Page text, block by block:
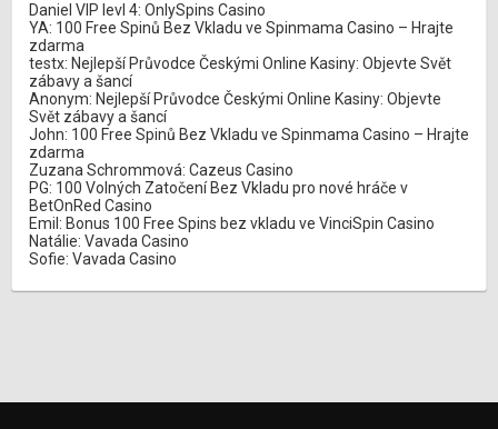
Daniel VIP levl 4: OnlySpins Casino
YA: 100 Free Spinů Bez Vkladu ve Spinmama Casino – Hrajte
zdarma
testx: Nejlepší Průvodce Českými Online Kasiny: Objevte Svět
zábavy a šancí
Anonym: Nejlepší Průvodce Českými Online Kasiny: Objevte
Svět zábavy a šancí
John: 100 Free Spinů Bez Vkladu ve Spinmama Casino – Hrajte
zdarma
Zuzana Schrommová: Cazeus Casino
PG: 100 Volných Zatočení Bez Vkladu pro nové hráče v
BetOnRed Casino
Emil : Bonus 100 Free Spins bez vkladu ve VinciSpin Casino
Natálie: Vavada Casino
Sofie: Vavada Casino